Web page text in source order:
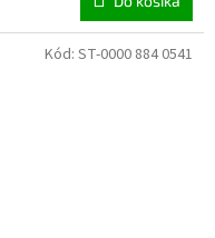
Kód: ST-0000 884 0541